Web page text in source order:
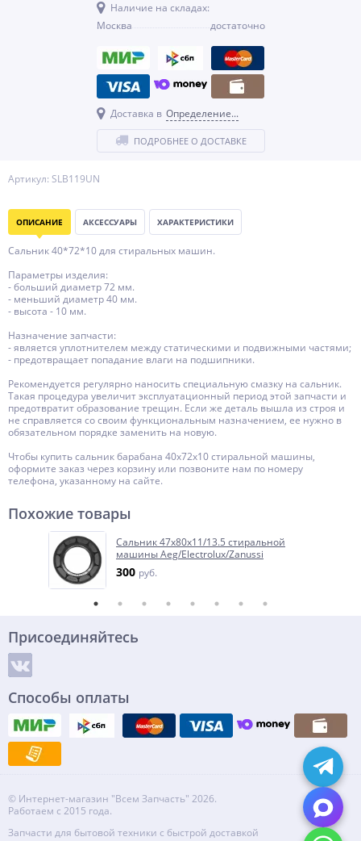
Артикул: SLB119UN
Наличие на складах:
Москва
достаточно
Доставка в Определение...
ПОДРОБНЕЕ О ДОСТАВКЕ
ОПИСАНИЕ АКСЕССУАРЫ ХАРАКТЕРИСТИКИ
Сальник 40*72*10 для стиральных машин.
Параметры изделия:
- больший диаметр 72 мм.
- меньший диаметр 40 мм.
- высота - 10 мм.
Назначение запчасти:
- является уплотнителем между статическими и подвижными частями;
- предотвращает попадание влаги на подшипники.
Рекомендуется регулярно наносить специальную смазку на сальник.
Такая процедура увеличит эксплуатационный период этой запчасти и
предотвратит образование трещин. Если же деталь вышла из строя и
не справляется со своим функциональным назначением, ее нужно в
обязательном порядке заменить на новую.
Чтобы купить сальник барабана 40x72x10 стиральной машины,
оформите заказ через корзину или позвоните нам по номеру
телефона, указанному на сайте.
Похожие товары
Сальник 47x80x11/13.5 стиральной
машины Aeg/Electrolux/Zanussi
300 руб.
Присоединяйтесь
Способы оплаты
© Интернет-магазин "Всем Запчасть" 2026.
Работаем с 2015 года.
Запчасти для бытовой техники с быстрой доставкой